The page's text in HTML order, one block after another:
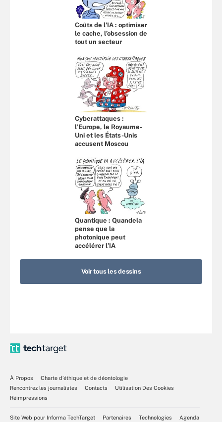
Coûts de l'IA : optimiser
le cache, l’obsession de
tout un secteur
Cyberattaques :
l’Europe, le Royaume-
Uni et les États-Unis
accusent Moscou
Quantique : Quandela
pense que la
photonique peut
accélérer l’IA
Voir tous les dessins
À Propos
Charte d’éthique et de déontologie
Rencontrez les journalistes
Contacts
Utilisation Des Cookies
Réimpressions
Site Web pour Informa TechTarget Partenaires Technologies Agenda